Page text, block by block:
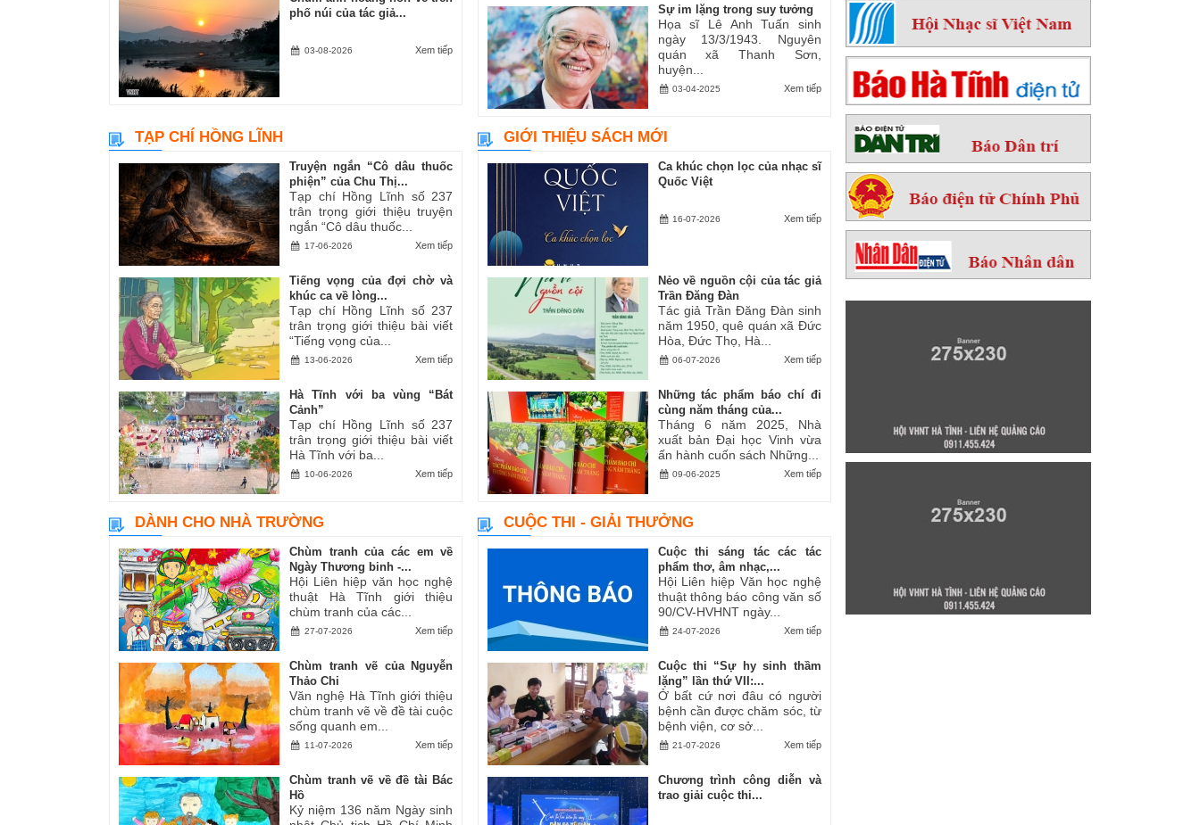
phố núi của tác giả...
Xem tiếp
03-08-2026
Sự im lặng trong suy tưởng
Họa sĩ Lê Anh Tuấn sinh
ngày 13/3/1943. Nguyên
quán xã Thanh Sơn,
huyện...
Xem tiếp
03-04-2025
TẠP CHÍ HỒNG LĨNH
Truyện ngắn “Cô dâu thuốc
phiện” của Chu Thị...
Tạp chí Hồng Lĩnh số 237
trân trọng giới thiệu truyện
ngắn “Cô dâu thuốc...
Xem tiếp
17-06-2026
Tiếng vọng của đợi chờ và
khúc ca về lòng...
Tạp chí Hồng Lĩnh số 237
trân trọng giới thiệu bài viết
“Tiếng vọng của...
Xem tiếp
13-06-2026
Hà Tĩnh với ba vùng “Bát
Cảnh”
Tạp chí Hồng Lĩnh số 237
trân trọng giới thiệu bài viết
Hà Tĩnh với ba...
Xem tiếp
10-06-2026
GIỚI THIỆU SÁCH MỚI
Ca khúc chọn lọc của nhạc sĩ
Quốc Việt
Xem tiếp
16-07-2026
Nẻo về nguồn cội của tác giả
Trần Đăng Đàn
Tác giả Trần Đăng Đàn sinh
năm 1950, quê quán xã Đức
Hòa, Đức Thọ, Hà...
Xem tiếp
06-07-2026
Những tác phẩm báo chí đi
cùng năm tháng của...
Tháng 6 năm 2025, Nhà
xuất bản Đại học Vinh vừa
ấn hành cuốn sách Những...
Xem tiếp
09-06-2025
DÀNH CHO NHÀ TRƯỜNG
Chùm tranh của các em về
Ngày Thương binh -...
Hội Liên hiệp văn học nghệ
thuật Hà Tĩnh giới thiệu
chùm tranh của các...
Xem tiếp
27-07-2026
Chùm tranh vẽ của Nguyễn
Thảo Chi
Văn nghệ Hà Tĩnh giới thiệu
chùm tranh vẽ về đề tài cuộc
sống quanh em...
Xem tiếp
11-07-2026
Chùm tranh vẽ về đề tài Bác
Hồ
Kỷ niệm 136 năm Ngày sinh
CUỘC THI - GIẢI THƯỞNG
Cuộc thi sáng tác các tác
phẩm thơ, âm nhạc,...
Hội Liên hiệp Văn học nghệ
thuật thông báo công văn số
90/CV-HVHNT ngày...
Xem tiếp
24-07-2026
Cuộc thi “Sự hy sinh thầm
lặng” lần thứ VII:...
Ở bất cứ nơi đâu có người
bệnh cần được chăm sóc, từ
bệnh viện, cơ sở...
Xem tiếp
21-07-2026
Chương trình công diễn và
trao giải cuộc thi...